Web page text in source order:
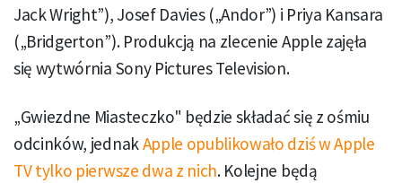
Jack Wright”), Josef Davies („Andor”) i Priya Kansara
(„Bridgerton”). Produkcją na zlecenie Apple zajęła
się wytwórnia Sony Pictures Television.
„Gwiezdne Miasteczko" będzie składać się z ośmiu
odcinków, jednakApple opublikowało dziś w Apple
TV tylko pierwsze dwa z nich. Kolejne będą